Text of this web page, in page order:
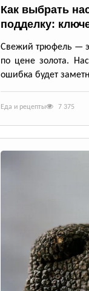
Как выбрать
подделку:
Свежий трюфель —
по цене золота.
ошибка будет
Еда и рецепты 7 375